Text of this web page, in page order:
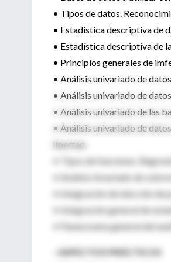
• Tipos de datos.
• Estadística descriptiva de
• Estadística descriptiva de
• Principios generales de
• Análisis univariado de
• Análisis univariado de
• Análisis univariado de las
• Análisis univariado de
libertad.
• Tipos de funciones.
• Análisis bivariado de
• Integración de elección de
• Integración general de
• Panarorama general del
- ASPECTOS PRÁCTICOS